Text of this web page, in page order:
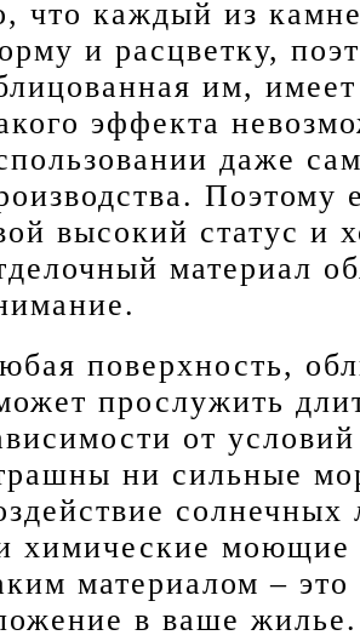
что каждый из
и расцветку,
им,
эффекта
даже
Поэтому
высокий статус и
материал
поверхность,
прослужить
от
ни сильные
химические моющие
материалом –
в ваше жилье.